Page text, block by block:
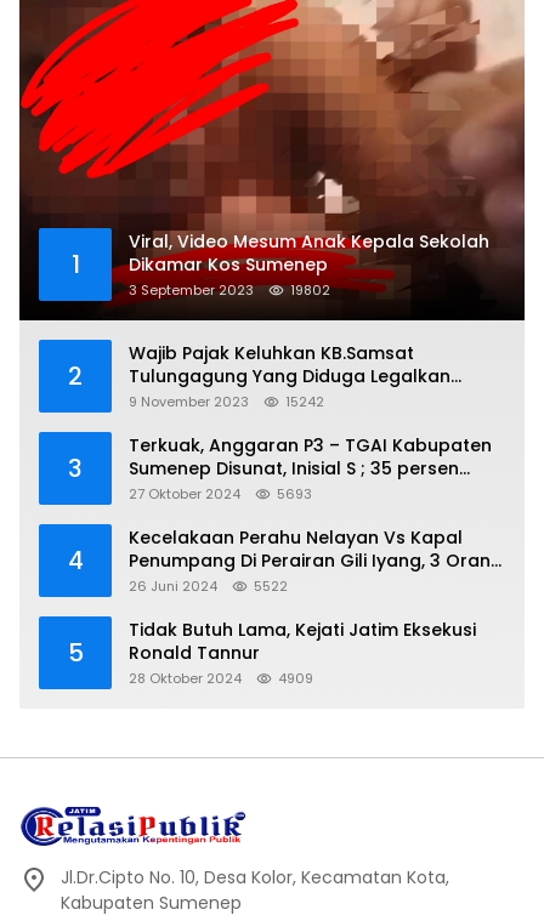
1
Viral, Video Mesum Anak Kepala Sekolah
Dikamar Kos Sumenep
3 September 2023 19802
2
Wajib Pajak Keluhkan KB.Samsat
Tulungagung Yang Diduga Legalkan
Pungli
9 November 2023 15242
3
Terkuak, Anggaran P3 – TGAI Kabupaten
Sumenep Disunat, Inisial S ; 35 persen
Bagian Oknum DPR- RI
27 Oktober 2024 5693
4
Kecelakaan Perahu Nelayan Vs Kapal
Penumpang Di Perairan Gili Iyang, 3 Orang
Hilang
26 Juni 2024 5522
5
Tidak Butuh Lama, Kejati Jatim Eksekusi
Ronald Tannur
28 Oktober 2024 4909
Jl.Dr.Cipto No. 10, Desa Kolor, Kecamatan Kota,
Kabupaten Sumenep